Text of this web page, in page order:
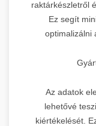
raktárkészletről
Ez segít
optimalizálni
Az adatok
lehetővé
kiértékelését.